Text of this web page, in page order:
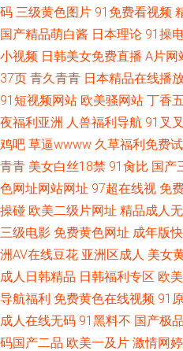
码 三级黄色图片 91免费看视频
国产精品萌白酱 日本理论 91操
小视频 日韩美女免费直播 A片网
37页 青久青青 日本精品在线播
91短视频网站 欧美骚网站 丁香
夜福利亚洲 人兽福利导航 91叉
鸡吧 草逼wwww 久草福利免费
青青 美女白丝18禁 91肏比 国产
色网址网站网址 97超在线视 免
操碰 欧美二级片网址 精品成人
三级电影 免费黄色网址 成年版
洲AV在线豆花 亚洲区成人 美女
成人日韩精品 日韩福利专区 欧
导航福利 免费黄色在线视频 91
成人在线无码 91黑料不 国产极
码国产二品 欧美一及片 激情网